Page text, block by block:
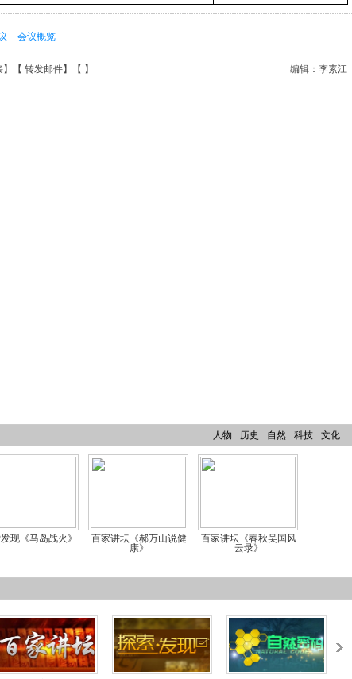
会议概览
编辑：李素江
】【 转发邮件】【 】
文化
科技
自然
历史
人物
现《马岛战火》
百家讲坛《郝万山说健
康》
百家讲坛《春秋吴国风
云录》